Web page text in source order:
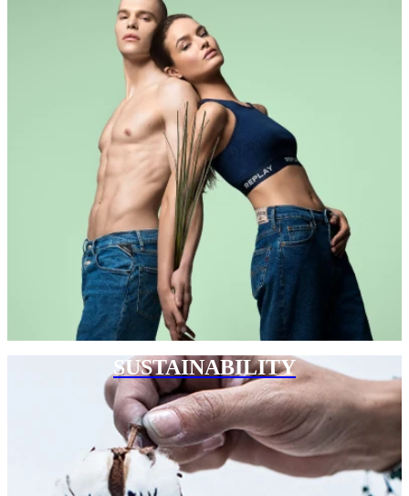
SUSTAINABILITY